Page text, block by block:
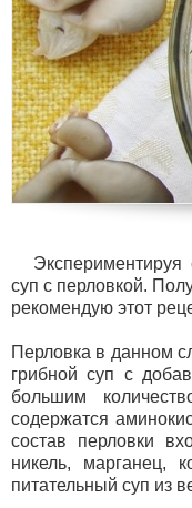
суп с перловкой.
рекомендую этот
Перловка в данном
грибной суп с
большим
содержатся
состав перловки
никель, марганец,
питательный суп из